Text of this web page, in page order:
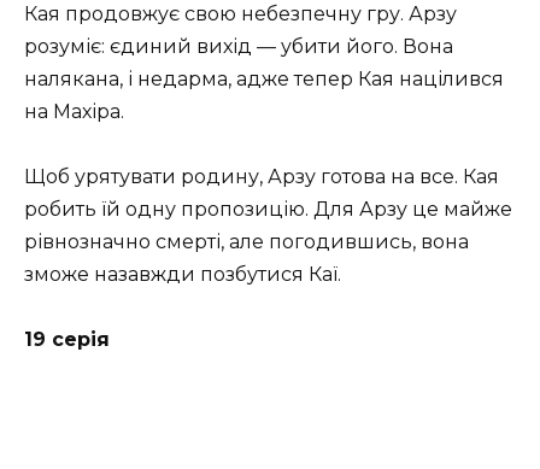
Кая продовжує свою небезпечну гру. Арзу
розуміє: єдиний вихід — убити його. Вона
налякана, і недарма, адже тепер Кая націлився
на Махіра.
Щоб урятувати родину, Арзу готова на все. Кая
робить їй одну пропозицію. Для Арзу це майже
рівнозначно смерті, але погодившись, вона
зможе назавжди позбутися Каї.
19 серія